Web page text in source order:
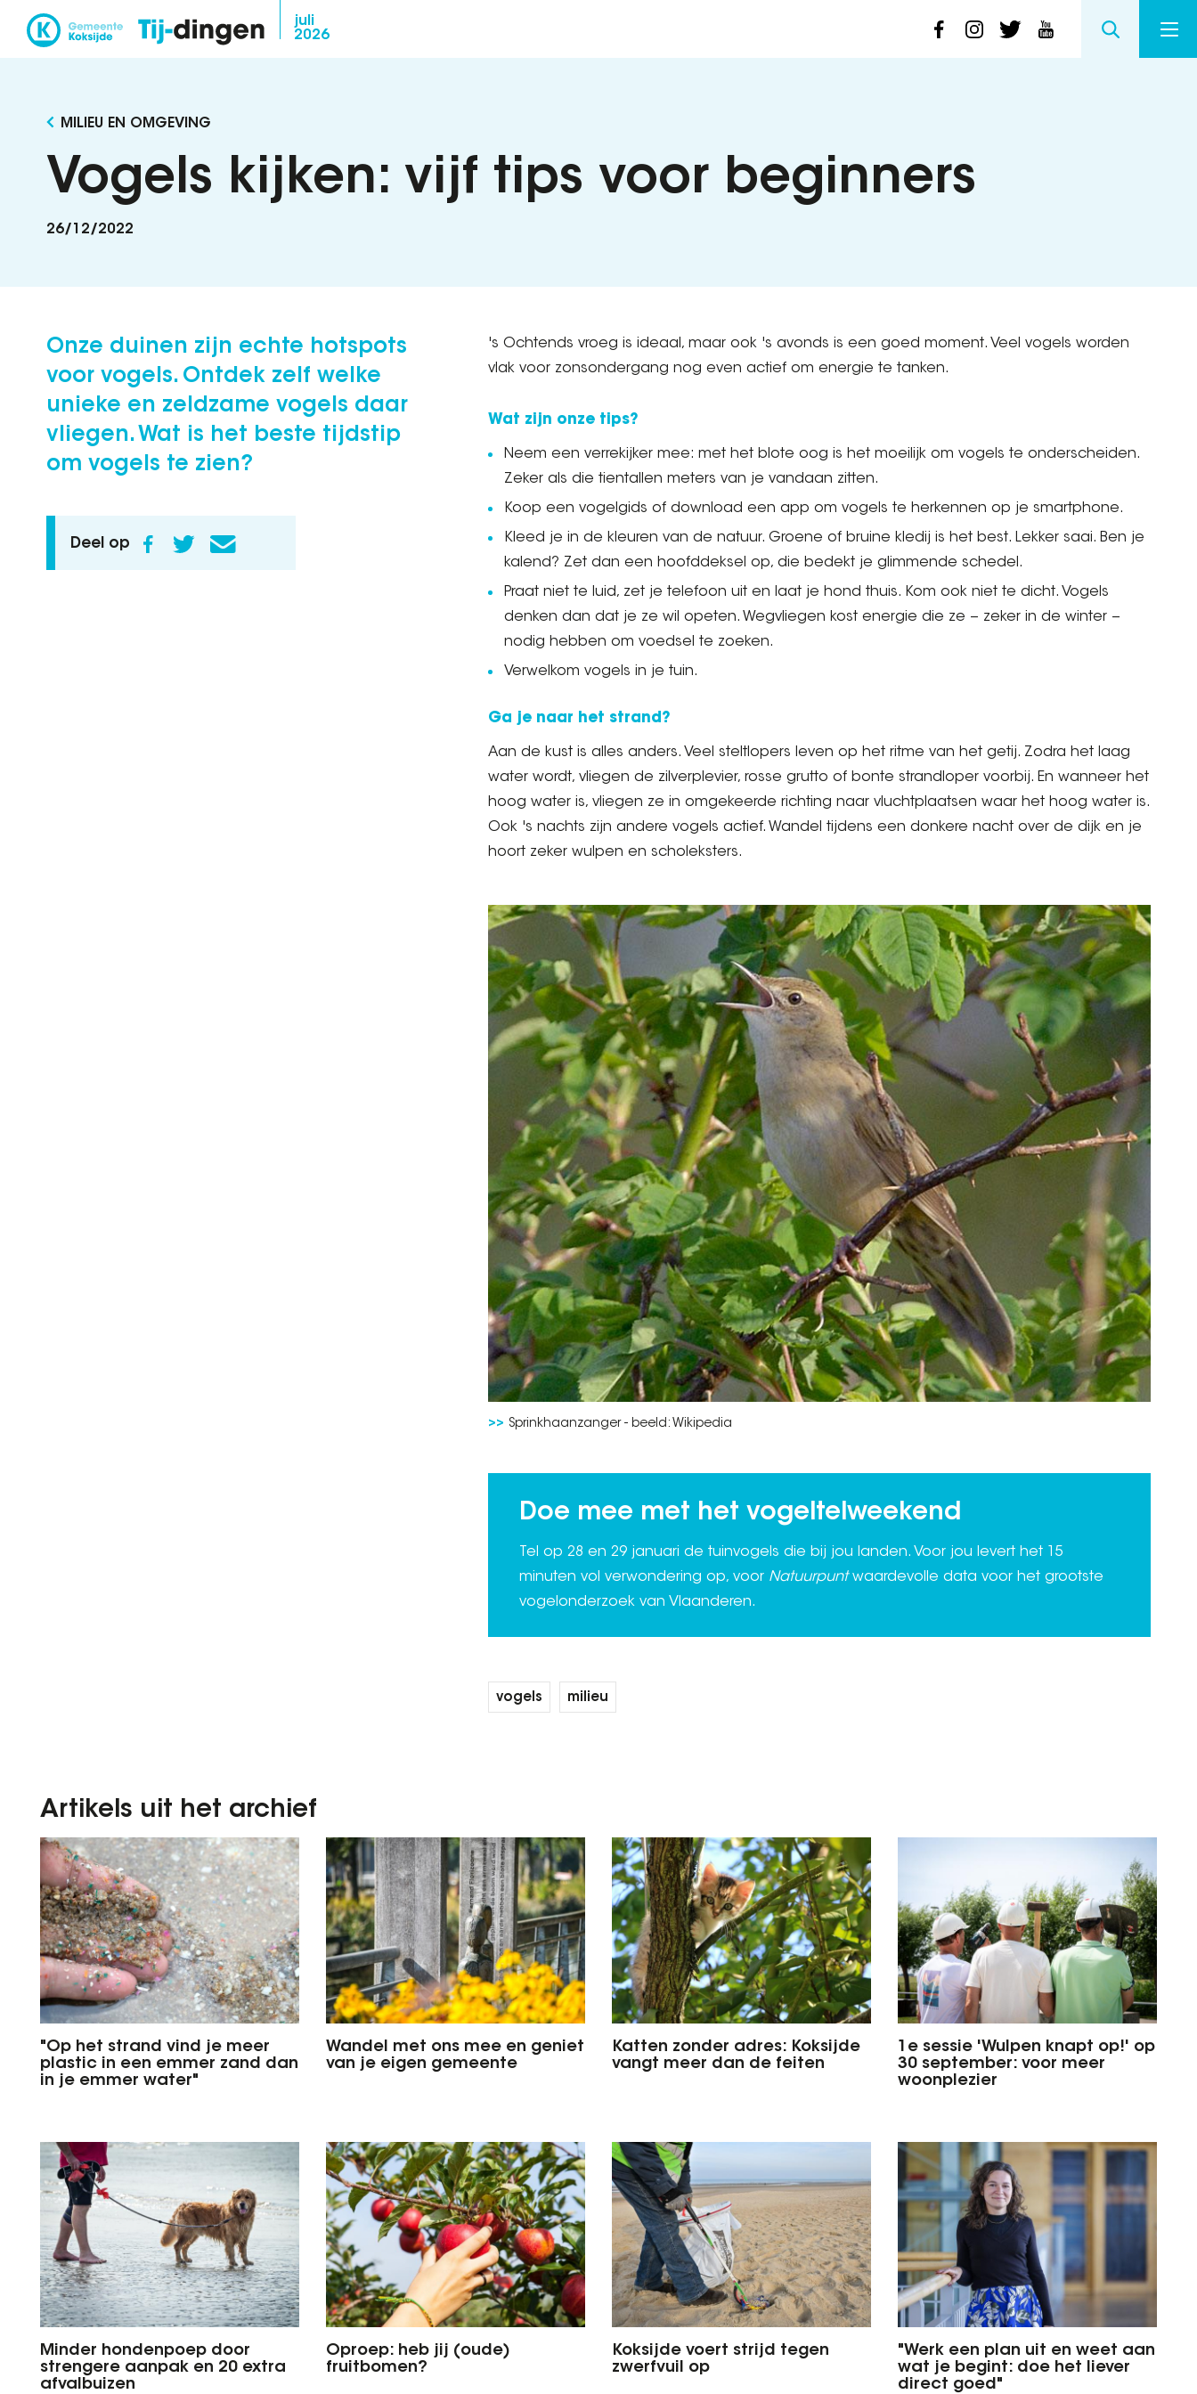
Overslaan
juli
2026
MILIEU EN OMGEVING
Vogels kijken: vijf tips voor beginners
26/12/2022
Onze duinen zijn echte hotspots
voor vogels. Ontdek zelf welke
unieke en zeldzame vogels daar
vliegen. Wat is het beste tijdstip
om vogels te zien?
Deel op
's Ochtends vroeg is ideaal, maar ook 's avonds is een goed moment. Veel vogels worden
vlak voor zonsondergang nog even actief om energie te tanken.
Wat zijn onze tips?
Neem een verrekijker mee: met het blote oog is het moeilijk om vogels te onderscheiden.
Zeker als die tientallen meters van je vandaan zitten.
Koop een vogelgids of download een app om vogels te herkennen op je smartphone.
Kleed je in de kleuren van de natuur. Groene of bruine kledij is het best. Lekker saai. Ben je
kalend? Zet dan een hoofddeksel op, die bedekt je glimmende schedel.
Praat niet te luid, zet je telefoon uit en laat je hond thuis. Kom ook niet te dicht. Vogels
denken dan dat je ze wil opeten. Wegvliegen kost energie die ze − zeker in de winter −
nodig hebben om voedsel te zoeken.
Verwelkom vogels in je tuin.
Ga je naar het strand?
Aan de kust is alles anders. Veel steltlopers leven op het ritme van het getij. Zodra het laag
water wordt, vliegen de zilverplevier, rosse grutto of bonte strandloper voorbij. En wanneer het
hoog water is, vliegen ze in omgekeerde richting naar vluchtplaatsen waar het hoog water is.
Ook 's nachts zijn andere vogels actief. Wandel tijdens een donkere nacht over de dijk en je
hoort zeker wulpen en scholeksters.
Sprinkhaanzanger - beeld: Wikipedia
Doe mee met het vogeltelweekend
Tel op 28 en 29 januari de tuinvogels die bij jou landen. Voor jou levert het 15
minuten vol verwondering op, voor Natuurpuntwaardevolle data voor het grootste
vogelonderzoek van Vlaanderen.
vogels milieu
Artikels uit het archief
"Op het strand vind je meer
plastic in een emmer zand dan
in je emmer water"
Wandel met ons mee en geniet
van je eigen gemeente
Katten zonder adres: Koksijde
vangt meer dan de feiten
1e sessie 'Wulpen knapt op!' op
30 september: voor meer
woonplezier
Minder hondenpoep door
strengere aanpak en 20 extra
afvalbuizen
Oproep: heb jij (oude)
fruitbomen?
Koksijde voert strijd tegen
zwerfvuil op
"Werk een plan uit en weet aan
wat je begint: doe het liever
direct goed"